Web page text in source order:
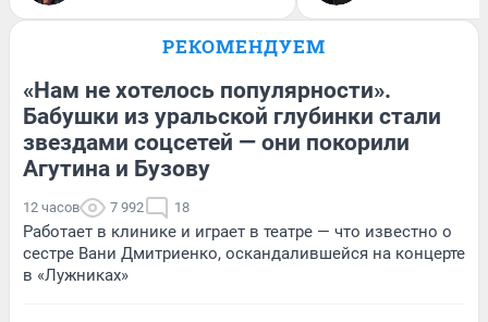
РЕКОМЕНДУЕМ
«Нам не хотелось популярности».
Бабушки из уральской глубинки стали
звездами соцсетей — они покорили
Агутина и Бузову
12 часов 7 992 18
Работает в клинике и играет в театре — что известно о
сестре Вани Дмитриенко, оскандалившейся на концерте
в «Лужниках»